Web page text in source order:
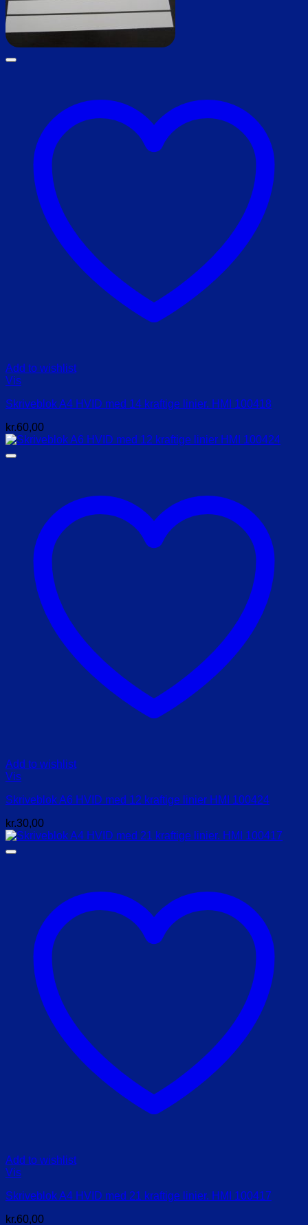
Add to wishlist
Vis
Skriveblok A4 HVID med 14 kraftige linier. HMI 100418
kr.60,00
Add to wishlist
Vis
Skriveblok A6 HVID med 12 kraftige linier HMI 100424
kr.30,00
Add to wishlist
Vis
Skriveblok A4 HVID med 21 kraftige linier. HMI 100417
kr.60,00